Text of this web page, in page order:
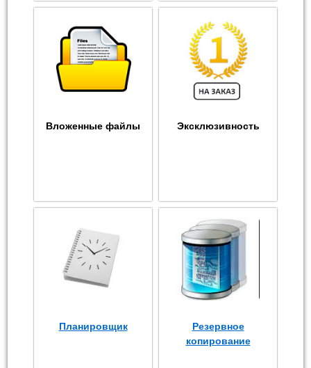
Вложенные файлы Эксклюзивность
Планировщик
Резервное
копирование